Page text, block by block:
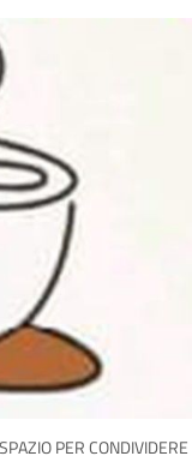
PER CONDIVIDERE